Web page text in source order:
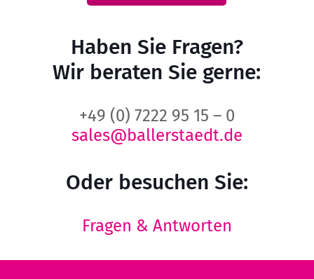
Haben Sie Fragen?
Wir beraten Sie gerne:
+49 (0) 7222 95 15 – 0
sales@ballerstaedt.de
Oder besuchen Sie:
Fragen & Antworten